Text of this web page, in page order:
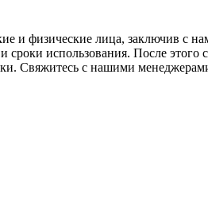
и физические лица, заключив с
использования. После этого
Свяжитесь с нашими